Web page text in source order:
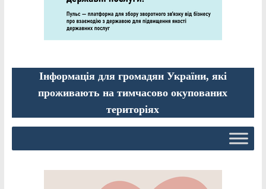
Інформація для громадян України, які
проживають на тимчасово окупованих
територіях